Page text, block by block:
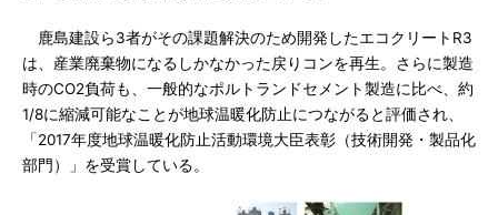
鹿島建設ら3者がその課題解決のため開発したエコクリートR3
は、産業廃棄物になるしかなかった戻りコンを再生。さらに製造
時のCO2負荷も、一般的なポルトランドセメント製造に比べ、約
1/8に縮減可能なことが地球温暖化防止につながると評価され、
「2017年度地球温暖化防止活動環境大臣表彰（技術開発・製品化
部門）」を受賞している。